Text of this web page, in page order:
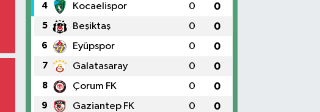
4 Kocaelispor 0 0
5 Beşiktaş 0 0
6 Eyüpspor 0 0
7 Galatasaray 0 0
8 Çorum FK 0 0
9 Gaziantep FK 0 0